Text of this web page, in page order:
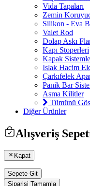
Vida Tapaları
Zemin
Silikon - Eva
Valet Rod
Dolap Askı
Kapı Stoperleri
Kapak
Islak Hacim
Çarkıfelek
Panik Bar
Asma Kilitler
Tümünü
Diğer Ürünler
Alışveriş
Kapat
Sepete Git
Siparişi Tamamla